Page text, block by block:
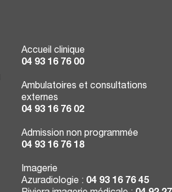
Accueil clinique
04 93 16 76 00
Ambulatoires et consultations
externes
04 93 16 76 02
Admission non programmée
04 93 16 76 18
Imagerie
Azuradiologie : 04 93 16 76 45